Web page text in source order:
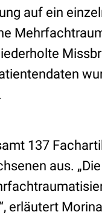
auf ein
137
aus.
erläutert